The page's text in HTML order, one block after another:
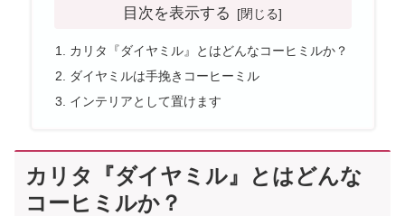
目次を表示する
カリタ『ダイヤミル』とはどんなコーヒミルか？
ダイヤミルは手挽きコーヒーミル
インテリアとして置けます
カリタ『ダイヤミル』とはどんな
コーヒミルか？